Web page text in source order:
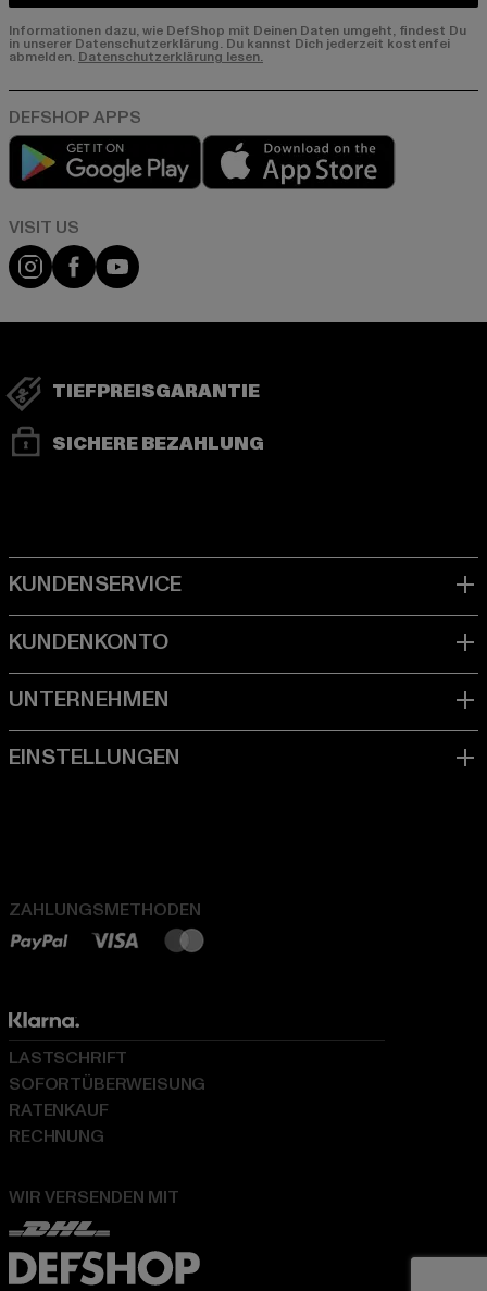
Informationen dazu, wie DefShop mit Deinen Daten umgeht, findest Du
in unserer Datenschutzerklärung. Du kannst Dich jederzeit kostenfei
abmelden. Datenschutzerklärung lesen.
Play market
Visit our Instagram page:
Visit our Facebook page:
Visit our YouTube channel:
TIEFPREISGARANTIE
SICHERE BEZAHLUNG
ZAHLUNGSMETHODEN
WIR VERSENDEN MIT
LASTSCHRIFT
SOFORTÜBERWEISUNG
RATENKAUF
RECHNUNG